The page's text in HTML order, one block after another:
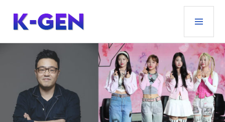
contenu
principal
K-GEN